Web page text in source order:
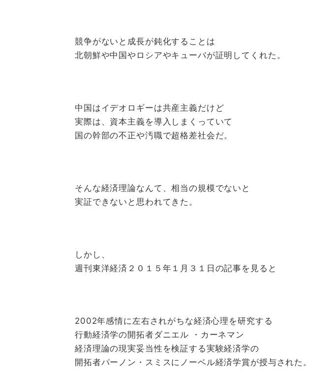
競争がないと成長が鈍化することは
北朝鮮や中国やロシアやキューバが証明してくれた。
中国はイデオロギーは共産主義だけど
実際は、資本主義を導入しまくっていて
国の幹部の不正や汚職で超格差社会だ。
そんな経済理論なんて、相当の規模でないと
実証できないと思われてきた。
しかし、
週刊東洋経済２０１５年１月３１日の記事を見ると
2002年感情に左右されがちな経済心理を研究する
行動経済学の開拓者ダニエル ・カーネマン
経済理論の現実妥当性を検証する実験経済学の
開拓者パーノン・スミスにノーベル経済学賞が授与された。